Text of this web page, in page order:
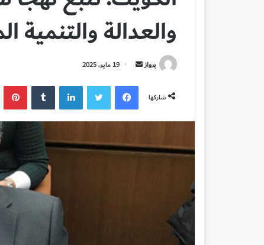
والعدالة والتنمية
برواز
أرسل
إلكترونيا
19 مايو، 2025
شاركها
فيسبوكتويتر لينكدإن ‏Tumblr